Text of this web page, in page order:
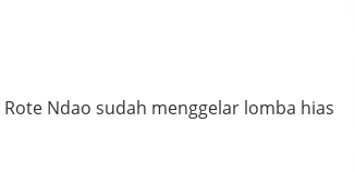
Ndao sudah menggelar lomba hias